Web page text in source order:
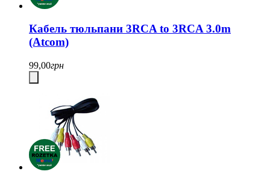
Кабель тюльпани 3RCA to 3RCA 3.0m
(Atcom)
99,00грн